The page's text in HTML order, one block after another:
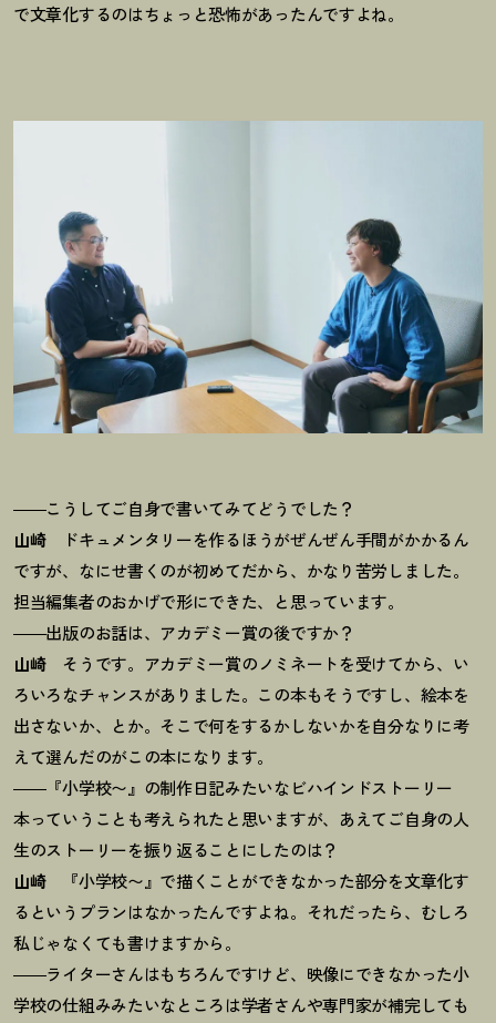
で文章化するのはちょっと恐怖があったんですよね。
――こうしてご自身で書いてみてどうでした ？
山崎ドキュメンタリーを作るほうがぜんぜん手間がかかるん
ですが、なにせ書くのが初めてだから、かなり苦労しました。
担当編集者のおかげで形にできた、と思っています。
――出版のお話は、アカデミー賞の後ですか？
山崎 そうです。アカデミー賞のノミネートを受けてから、い
ろいろなチャンスがありました。この本もそうですし、絵本を
出さないか、とか。そこで何をするかしないかを自分なりに考
えて選んだのがこの本になります。
――『小学校〜』の制作日記みたいなビハインドストーリー
本っていうことも考えられたと思いますが、あえてご自身の人
生のストーリーを振り返ることにしたのは？
山崎『小学校〜』で描くことができなかった部分を文章化す
るというプランはなかったんですよね。それだったら、むしろ
私じゃなくても書けますから。
――ライターさんはもちろんですけど、映像にできなかった小
学校の仕組みみたいなところは学者さんや専門家が補完しても